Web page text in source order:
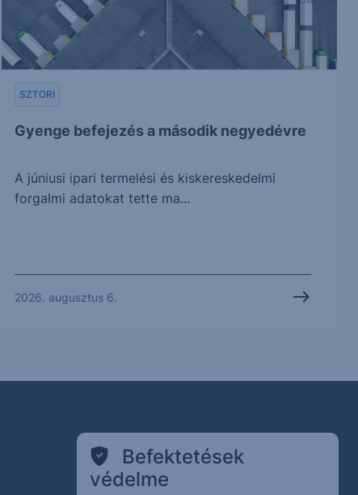
Gyenge befejezés a második negyedévre
SZTORI
A júniusi ipari termelési és kiskereskedelmi
forgalmi adatokat tette ma...
2026. augusztus 6.
Befektetések
védelme